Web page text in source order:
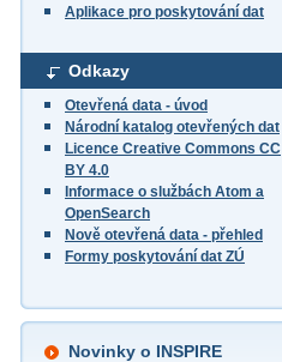
Aplikace pro poskytování dat
Odkazy
Otevřená data - úvod
Národní katalog otevřených dat
Licence Creative Commons CC
BY 4.0
Informace o službách Atom a
OpenSearch
Nově otevřená data - přehled
Formy poskytování dat ZÚ
Novinky o INSPIRE